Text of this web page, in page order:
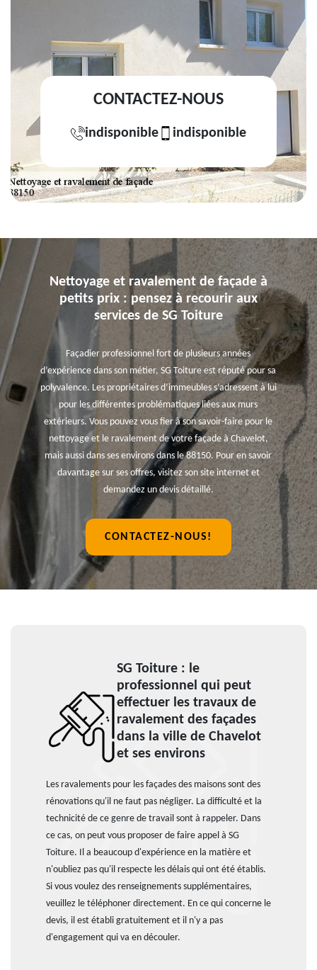
CONTACTEZ-NOUS
indisponible indisponible
Nettoyage et ravalement de façade à
petits prix : pensez à recourir aux
services de SG Toiture
Façadier professionnel fort de plusieurs années
d’expérience dans son métier, SG Toiture est réputé pour sa
polyvalence. Les propriétaires d’immeubles s’adressent à lui
pour les différentes problématiques liées aux murs
extérieurs. Vous pouvez vous fier à son savoir-faire pour le
nettoyage et le ravalement de votre façade à Chavelot,
mais aussi dans ses environs dans le 88150. Pour en savoir
davantage sur ses offres, visitez son site internet et
demandez un devis détaillé.
CONTACTEZ-NOUS!
SG Toiture : le
professionnel qui peut
effectuer les travaux de
ravalement des façades
dans la ville de Chavelot
et ses environs
Les ravalements pour les façades des maisons sont des
rénovations qu'il ne faut pas négliger. La difficulté et la
technicité de ce genre de travail sont à rappeler. Dans
ce cas, on peut vous proposer de faire appel à SG
Toiture. Il a beaucoup d'expérience en la matière et
n'oubliez pas qu'il respecte les délais qui ont été établis.
Si vous voulez des renseignements supplémentaires,
veuillez le téléphoner directement. En ce qui concerne le
devis, il est établi gratuitement et il n'y a pas
d'engagement qui va en découler.